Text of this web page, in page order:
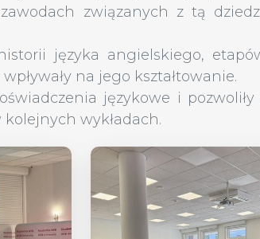
związanych z tą
języka angielskiego,
na jego kształtowanie.
językowe i
wykładach.